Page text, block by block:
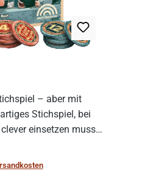
– aber mit
Stichspiel, bei
einsetzen musst.
Gesamtwert
Aber Vorsicht: D...